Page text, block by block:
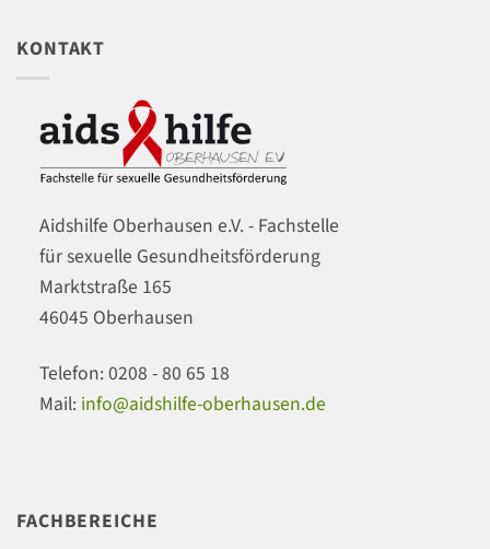
KONTAKT
Aidshilfe Oberhausen e.V. - Fachstelle
für sexuelle Gesundheitsförderung
Marktstraße 165
46045 Oberhausen
Telefon: 0208 - 80 65 18
Mail: info@aidshilfe-oberhausen.de
FACHBEREICHE